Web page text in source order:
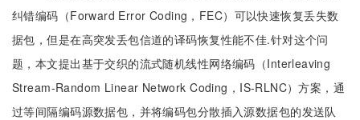
纠错编码（Forward Error Coding，FEC）可以快速恢复丢失数
据包，但是在高突发丢包信道的译码恢复性能不佳.针对这个问
题，本文提出基于交织的流式随机线性网络编码（Interleaving
Stream-Random Linear Network Coding，IS-RLNC）方案，通
过等间隔编码源数据包，并将编码包分散插入源数据包的发送队